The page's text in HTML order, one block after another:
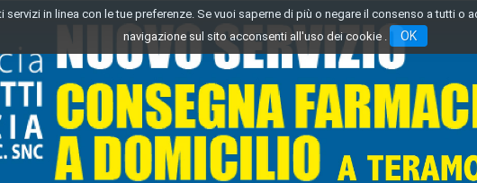
in linea con le tue preferenze. Se vuoi saperne di più o negare il consenso a tutti o
navigazione sul sito acconsenti all'uso dei cookie .
OK